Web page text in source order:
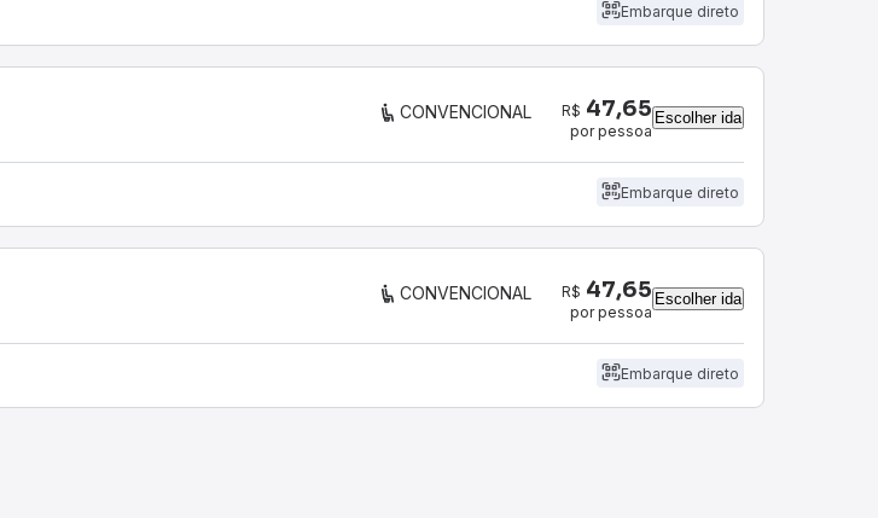
Embarque direto
CONVENCIONAL R$ 47,65
por pessoa
Escolher ida
Embarque direto
CONVENCIONAL R$ 47,65
por pessoa
Escolher ida
Embarque direto